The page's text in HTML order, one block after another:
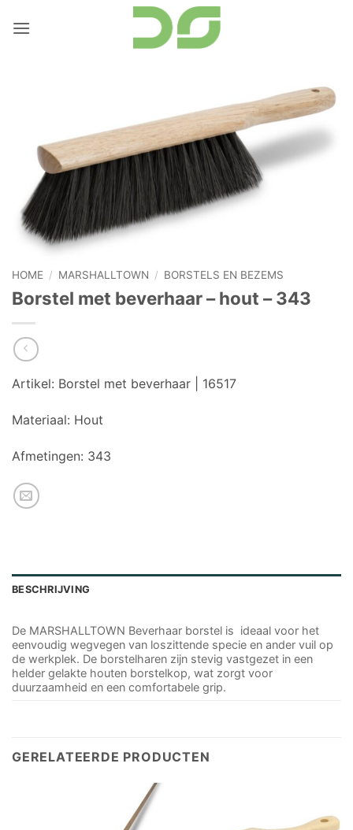
naar
HOME / MARSHALLTOWN / BORSTELS EN BEZEMS
Borstel met beverhaar – hout – 343
Artikel: Borstel met beverhaar | 16517
Materiaal: Hout
Afmetingen: 343
BESCHRIJVING
De MARSHALLTOWN Beverhaar borstel is ideaal voor het
eenvoudig wegvegen van loszittende specie en ander vuil op
de werkplek. De borstelharen zijn stevig vastgezet in een
helder gelakte houten borstelkop, wat zorgt voor
duurzaamheid en een comfortabele grip.
GERELATEERDE PRODUCTEN